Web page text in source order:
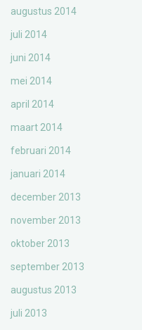
augustus 2014
juli 2014
juni 2014
mei 2014
april 2014
maart 2014
februari 2014
januari 2014
december 2013
november 2013
oktober 2013
september 2013
augustus 2013
juli 2013